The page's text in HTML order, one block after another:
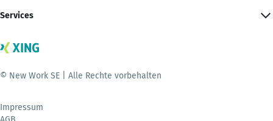
Services
© New Work SE | Alle Rechte vorbehalten
Impressum